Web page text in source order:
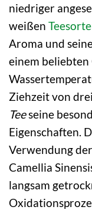
niedriger
weißen
Aroma und
einem beliebten
Ziehzeit von
Teeseine
Eigenschaften.
Verwendung
Camellia
langsam